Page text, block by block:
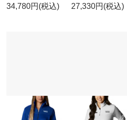
34,780円(税込) 27,330円(税込)